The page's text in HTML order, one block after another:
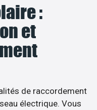
:
et
de raccordement
électrique. Vous